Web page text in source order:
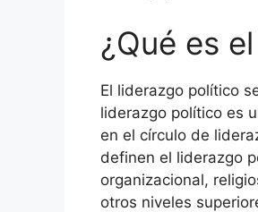
¿Qué es
El liderazgo político
liderazgo político es
en el círculo de
definen el liderazgo
organizacional,
otros niveles